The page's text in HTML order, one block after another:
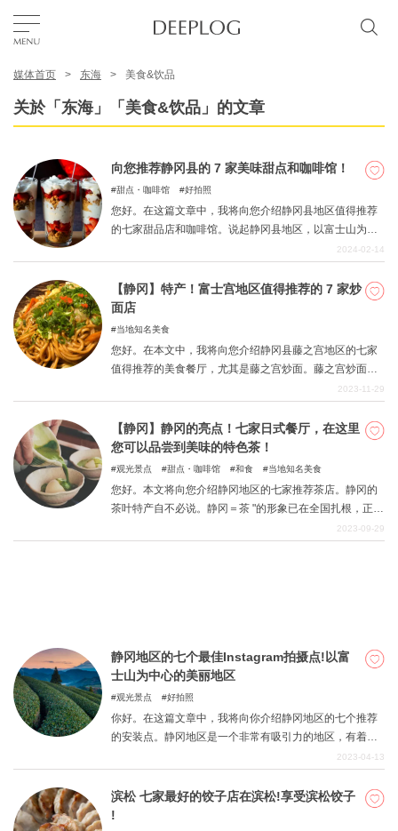
区域
简体中文
USD
关於DEEPLOG
隐私政策
网站营运公司
媒体首页 东海 美食&饮品
关於「东海」「美食&饮品」的文章
向您推荐静冈县的 7 家美味甜点和咖啡馆！
甜点・咖啡馆 好拍照
您好。在这篇文章中，我将向您介绍静冈县地区值得推荐
的七家甜品店和咖啡馆。说起静冈县地区，以富士山为起
点的大自然固然美妙，但与这种开放的氛围相结合，时尚
心，种类繁多，令人目不暇接，加上临海气候宜人，水果
种植也是一大特色。我们希望您能品尝到各种点心和甜
点，充分享受静冈之行。
2024-02-14
【静冈】特产！富士宫地区值得推荐的 7 家炒
面店
当地知名美食
您好。在本文中，我将向您介绍静冈县藤之宫地区的七家
值得推荐的美食餐厅，尤其是藤之宫炒面。藤之宫炒面是
静冈县最有名的特色美食之一，也是日本最受欢迎的 B 级
这里，您可以尽情享受富士宫的特色美食，度过一段独特
而愉快的时光。
2023-11-29
【静冈】静冈的亮点！七家日式餐厅，在这里
您可以品尝到美味的特色茶！
观光景点 甜点・咖啡馆 和食 当地知名美食
您好。本文将向您介绍静冈地区的七家推荐茶店。静冈的
茶叶特产自不必说。静冈＝茶 "的形象已在全国扎根，正因
为是特产，所以游客们总是趋之若鹜。此外，这里还充满
2023-09-29
静冈地区的七个最佳Instagram拍摄点!以富
士山为中心的美丽地区
观光景点 好拍照
你好。在这篇文章中，我将向你介绍静冈地区的七个推荐
的安装点。静冈地区是一个非常有吸引力的地区，有着丰
富的自然环境，尤其是富士山。富士山不用说是全国闻名
家在这样的地区享受观光，并拍摄一些精彩的照片。
2023-04-13
滨松 七家最好的饺子店在滨松!享受滨松饺子
!